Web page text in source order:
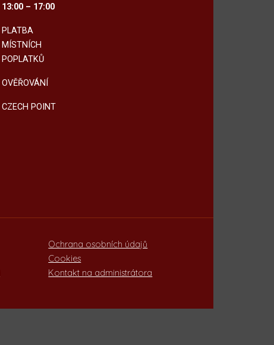
13:00 – 17:00
PLATBA
MÍSTNÍCH
POPLATKŮ
OVĚŘOVÁNÍ
CZECH POINT
Ochrana osobních údajů
Cookies
Kontakt na administrátora